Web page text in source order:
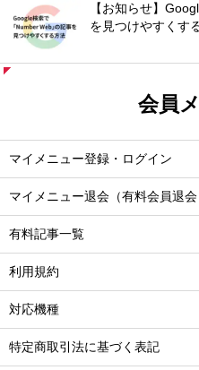
【お知らせ】
を見つけやすくす
会員
マイメニュー登録・ログイン
マイメニュー退会（有料会員退会
有料記事一覧
利用規約
対応機種
特定商取引法に基づく表記